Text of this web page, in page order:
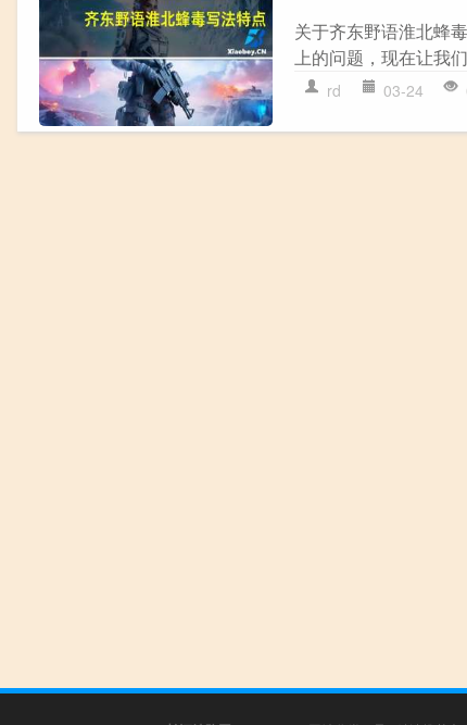
关于齐东野语淮北蜂
上的问题，现在让我
rd 03-24